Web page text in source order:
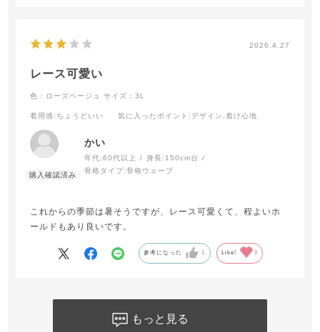
2026.4.27
レース可愛い
色：ローズベージュ サイズ：3L
着用感:ちょうどいい 気に入ったポイント :デザイン,着け心地
かい
年代:60代以上 身長: 150cm台
骨格タイプ:骨格ウェーブ
これからの季節は暑そうですが、レース可愛くて、程よいホ
ールドもあり良いです。
参考になった 1 Like! 0
もっと見る